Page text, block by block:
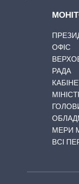
ОФІС
РАДА
МЕРИ
ВСІ